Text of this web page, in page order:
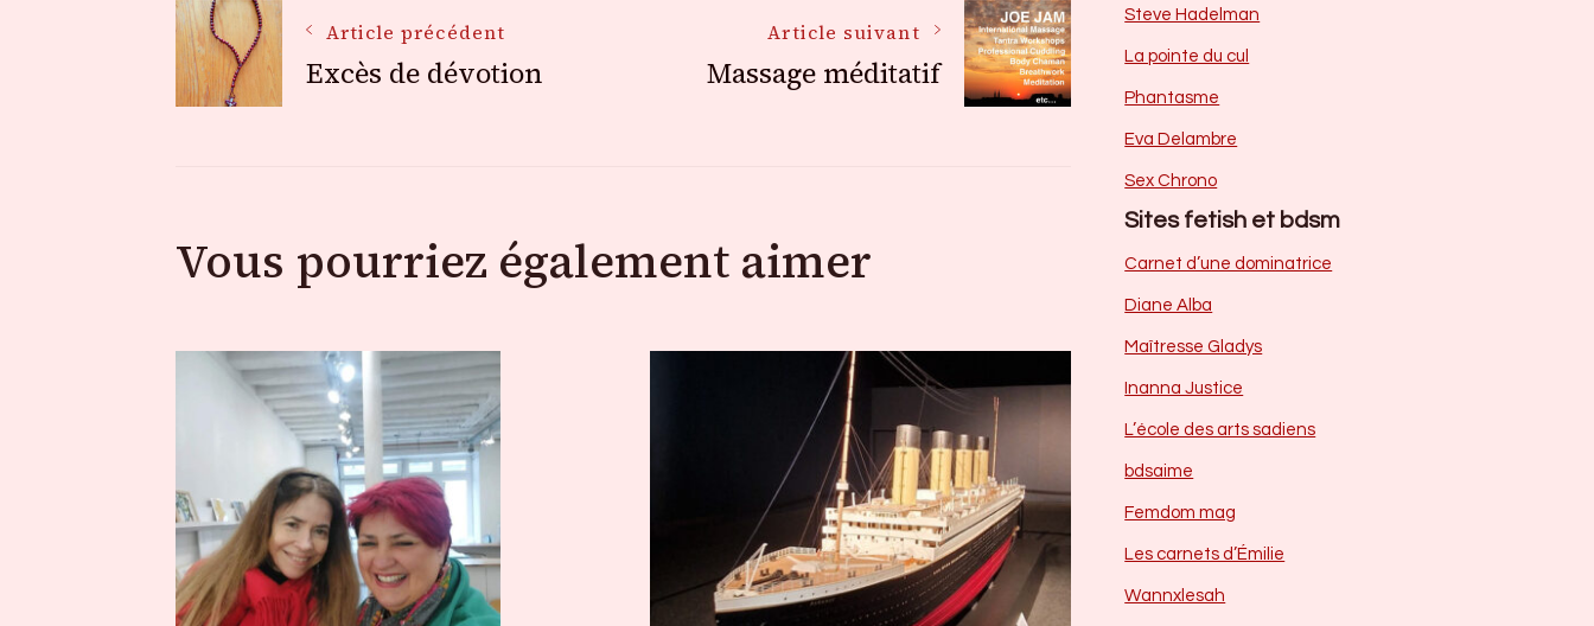
Navigation
des
Article précédent
Excès de dévotion
Article suivant
Massage méditatif
Vous pourriez également aimer
Steve Hadelman
La pointe du cul
Phantasme
Eva Delambre
Sex Chrono
Sites fetish et bdsm
Carnet d’une dominatrice
Diane Alba
Maîtresse Gladys
Inanna Justice
L’école des arts sadiens
bdsaime
Femdom mag
Les carnets d’Émilie
Wannxlesah